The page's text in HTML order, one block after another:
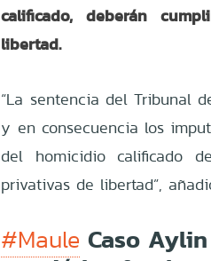
calificado, deberán
libertad.
“La sentencia del Tribunal
y en consecuencia los
del homicidio calificado
privativas de libertad”,
#Maule Caso